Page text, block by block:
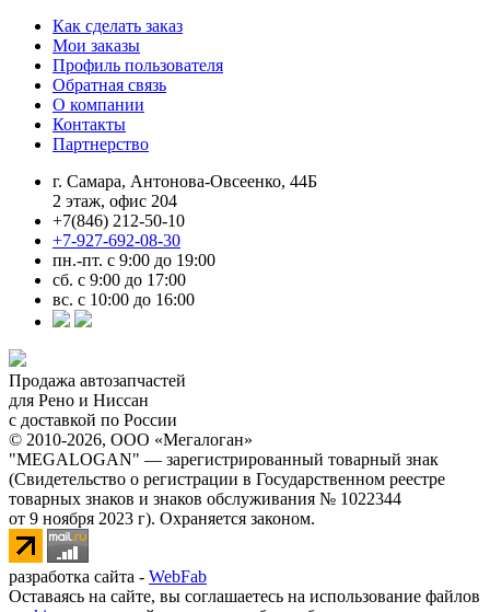
Как сделать заказ
Мои заказы
Профиль пользователя
Обратная связь
О компании
Контакты
Партнерство
г. Самара, Антонова-Овсеенко, 44Б
2 этаж, офис 204
+7(846) 212-50-10
+7-927-692-08-30
пн.-пт. с 9:00 до 19:00
сб. с 9:00 до 17:00
вс. с 10:00 до 16:00
Продажа автозапчастей
для Рено и Ниссан
с доставкой по России
© 2010-2026, ООО «Мегалоган»
"MEGALOGAN" — зарегистрированный товарный знак
(Свидетельство о регистрации в Государственном реестре
товарных знаков и знаков обслуживания № 1022344
от 9 ноября 2023 г). Охраняется законом.
разработка сайта - WebFab
Оставаясь на сайте, вы соглашаетесь на использование файлов